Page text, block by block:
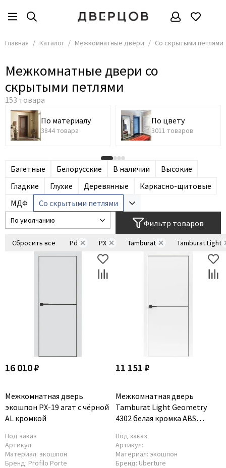
Межкомнатные двери
Все товары
По цвету
Решения
По стоимости
Размеры
По стилю
Главная Каталог Межкомнатные двери Со скрытыми петлями
Межкомнатные двери со
скрытыми петлями
По материалу
3844 товара
По цвету
3011 товаров
Багетные Белорусские В наличии
Высокие
Гладкие
Глухие Деревянные
Каркасно-щитовые
МДФ
Со скрытыми петлями
Фильтр товаров
Сбросить всё Pd PX Tamburat Tamburat Light
16 010 ₽
Межкомнатная дверь
экошпон PX-19 агат с чёрной
AL кромкой
Под заказ
Артикул:
Материал: экошпон
Бренд: Profilo Porte
11 151 ₽
Межкомнатная дверь
Tamburat Light Geometry
4302 белая кромка ABS
Под заказ
Артикул:
Материал: экошпон
Бренд: Uberture